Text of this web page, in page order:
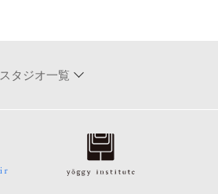
スタジオ一覧